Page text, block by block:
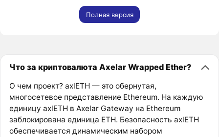
Полная версия
Что за криптовалюта Axelar Wrapped Ether?
О чем проект? axlETH — это обернутая,
многосетевое представление Ethereum. На каждую
единицу axlETH в Axelar Gateway на Ethereum
заблокирована единица ETH. Безопасность axlETH
обеспечивается динамическим набором